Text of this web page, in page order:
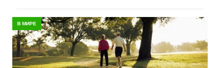
В МИРЕ